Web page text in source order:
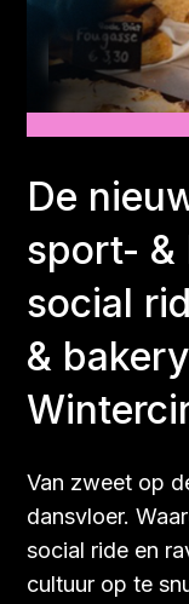
De
sport- &
social
&
Van zweet op
dansvloer.
social ride en
cultuur op te